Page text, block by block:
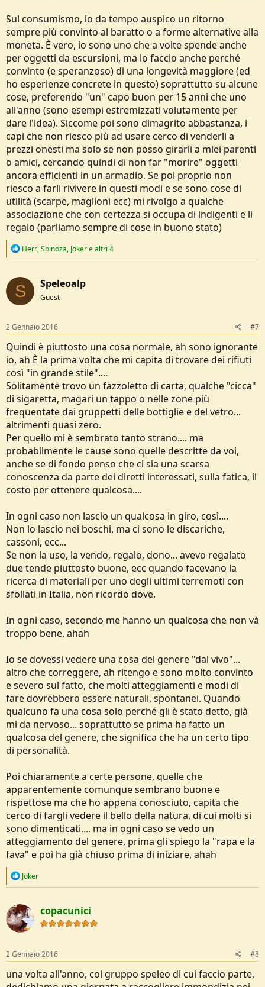
Sul consumismo, io da tempo auspico un ritorno
sempre più convinto al baratto o a forme alternative alla
moneta. È vero, io sono uno che a volte spende anche
per oggetti da escursioni, ma lo faccio anche perché
convinto (e speranzoso) di una longevità maggiore (ed
ho esperienze concrete in questo) soprattutto su alcune
cose, preferendo "un" capo buon per 15 anni che uno
all'anno (sono esempi estremizzati volutamente per
dare l'idea). Siccome poi sono dimagrito abbastanza, i
capi che non riesco più ad usare cerco di venderli a
prezzi onesti ma solo se non posso girarli a miei parenti
o amici, cercando quindi di non far "morire" oggetti
ancora efficienti in un armadio. Se poi proprio non
riesco a farli rivivere in questi modi e se sono cose di
utilità (scarpe, maglioni ecc) mi rivolgo a qualche
associazione che con certezza si occupa di indigenti e li
regalo (parliamo sempre di cose in buono stato)
R
c
t
i
o
s
:
Herr,Spinoza, Jokere altri 4
S Speleoalp
Guest
2 Gennaio 2016 #7
Quindi è piuttosto una cosa normale, ah sono ignorante
io, ah È la prima volta che mi capita di trovare dei rifiuti
così "in grande stile"....
Solitamente trovo un fazzoletto di carta, qualche "cicca"
di sigaretta, magari un tappo o nelle zone più
frequentate dai gruppetti delle bottiglie e del vetro...
altrimenti quasi zero.
Per quello mi è sembrato tanto strano.... ma
probabilmente le cause sono quelle descritte da voi,
anche se di fondo penso che ci sia una scarsa
conoscenza da parte dei diretti interessati, sulla fatica, il
costo per ottenere qualcosa....
In ogni caso non lascio un qualcosa in giro, così....
Non lo lascio nei boschi, ma ci sono le discariche,
cassoni, ecc...
Se non la uso, la vendo, regalo, dono... avevo regalato
due tende piuttosto buone, ecc quando facevano la
ricerca di materiali per uno degli ultimi terremoti con
sfollati in Italia, non ricordo dove.
In ogni caso, secondo me hanno un qualcosa che non và
troppo bene, ahah
Io se dovessi vedere una cosa del genere "dal vivo"...
altro che correggere, ah ritengo e sono molto convinto
e severo sul fatto, che molti atteggiamenti e modi di
fare dovrebbero essere naturali, spontanei. Quando
qualcuno fa una cosa solo perché gli è stato detto, già
mi da nervoso... soprattutto se prima ha fatto un
qualcosa del genere, che significa che ha un certo tipo
di personalità.
Poi chiaramente a certe persone, quelle che
apparentemente comunque sembrano buone e
rispettose ma che ho appena conosciuto, capita che
cerco di fargli vedere il bello della natura, di cui molti si
sono dimenticati.... ma in ogni caso se vedo un
atteggiamento del genere, prima gli spiego la "rapa e la
fava" e poi ha già chiuso prima di iniziare, ahah
R
c
t
i
o
s
:
Joker
copacunici
2 Gennaio 2016 #8
una volta all'anno, col gruppo speleo di cui faccio parte,